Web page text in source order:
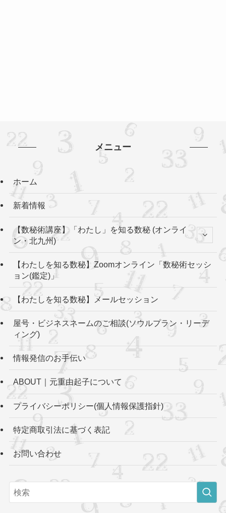
メニュー
ホーム
新着情報
【数秘術講座】「わたし」を知る数秘 (オンライ
ン・北九州)
【わたしを知る数秘】Zoomオンライン「数秘術セッシ
ョン(鑑定)」
【わたしを知る数秘】メールセッション
屋号・ビジネスネームのご相談(ソウルプラン・リーデ
ィング)
情報発信のお手伝い
ABOUT｜元重由起子について
プライバシーポリシー(個人情報保護指針)
特定商取引法に基づく表記
お問い合わせ